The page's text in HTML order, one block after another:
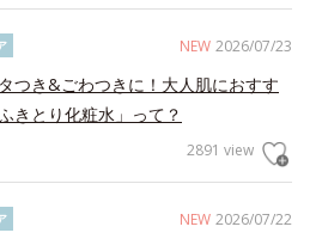
NEW 2026/07/23
つき&ごわつきに！大人肌におすす
きとり化粧水」って？
2891 view
NEW 2026/07/22